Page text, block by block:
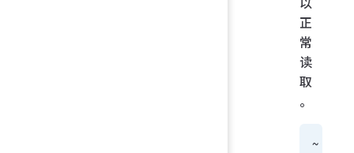
正
常
读
取
。
~ >